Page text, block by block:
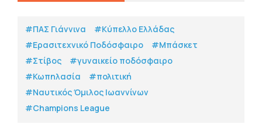
#ΠΑΣ Γιάννινα
#Κύπελλο Ελλάδας
#Eρασιτεχνικό Ποδόσφαιρο
#Μπάσκετ
#Στίβος
#γυναικείο ποδόσφαιρο
#Κωπηλασία
#πολιτική
#Ναυτικός Όμιλος Ιωαννίνων
#Champions League